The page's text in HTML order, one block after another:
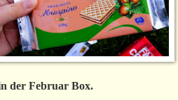
der Februar Box.